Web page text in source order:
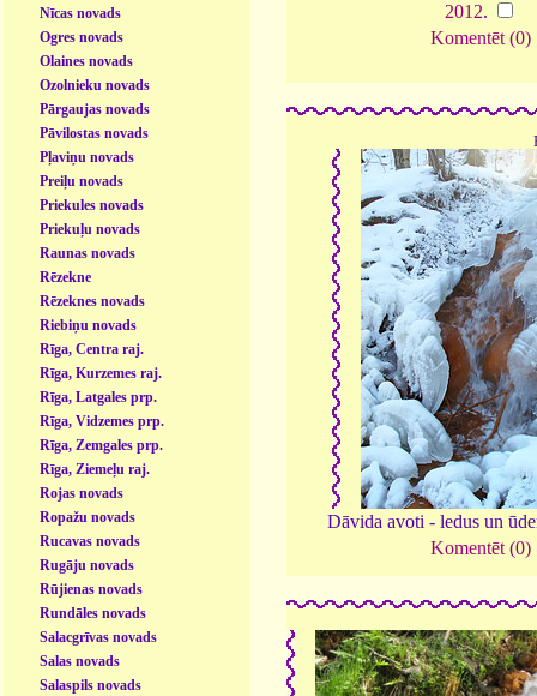
Nīcas novads
Ogres novads
Olaines novads
Ozolnieku novads
Pārgaujas novads
Pāvilostas novads
Pļaviņu novads
Preiļu novads
Priekules novads
Priekuļu novads
Raunas novads
Rēzekne
Rēzeknes novads
Riebiņu novads
Rīga, Centra raj.
Rīga, Kurzemes raj.
Rīga, Latgales prp.
Rīga, Vidzemes prp.
Rīga, Zemgales prp.
Rīga, Ziemeļu raj.
Rojas novads
Ropažu novads
Rucavas novads
Rugāju novads
Rūjienas novads
Rundāles novads
Salacgrīvas novads
Salas novads
Salaspils novads
2012.
Komentēt (0)
Dāvida avoti - ledus un
Komentēt (0)